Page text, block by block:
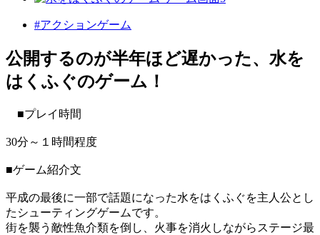
#アクションゲーム
公開するのが半年ほど遅かった、水を
はくふぐのゲーム！
■プレイ時間
30分～１時間程度
■ゲーム紹介文
平成の最後に一部で話題になった水をはくふぐを主人公とし
たシューティングゲームです。
街を襲う敵性魚介類を倒し、火事を消火しながらステージ最